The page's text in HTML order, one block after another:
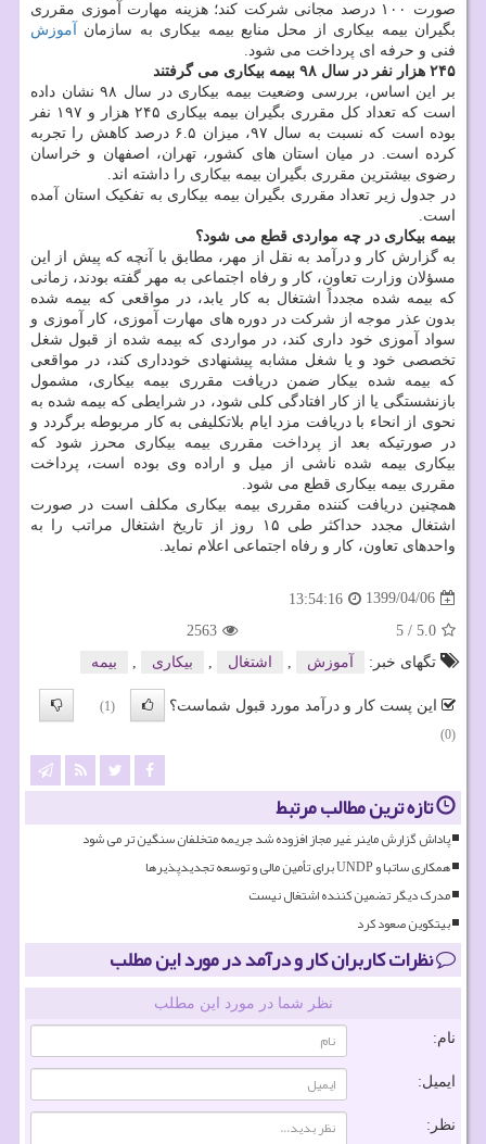
صورت ۱۰۰ درصد مجانی شرکت کند؛ هزینه مهارت آموزی مقرری
بگیران بیمه بیکاری از محل منابع بیمه بیکاری به سازمان
آموزش
فنی و حرفه ای پرداخت می شود.
۲۴۵ هزار نفر در سال ۹۸ بیمه بیکاری می گرفتند
بر این اساس، بررسی وضعیت بیمه بیکاری در سال ۹۸ نشان داده
است که تعداد کل مقرری بگیران بیمه بیکاری ۲۴۵ هزار و ۱۹۷ نفر
بوده است که نسبت به سال ۹۷، میزان ۶.۵ درصد کاهش را تجربه
کرده است. در میان استان های کشور، تهران، اصفهان و خراسان
رضوی بیشترین مقرری بگیران بیمه بیکاری را داشته اند.
در جدول زیر تعداد مقرری بگیران بیمه بیکاری به تفکیک استان آمده
است.
بیمه بیکاری در چه مواردی قطع می شود؟
به گزارش کار و درآمد به نقل از مهر، مطابق با آنچه که پیش از این
مسؤلان وزارت تعاون، کار و رفاه اجتماعی به مهر گفته بودند، زمانی
که بیمه شده مجدداً اشتغال به کار یابد، در مواقعی که بیمه شده
بدون عذر موجه از شرکت در دوره های مهارت آموزی، کار آموزی و
سواد آموزی خود داری کند، در مواردی که بیمه شده از قبول شغل
تخصصی خود و یا شغل مشابه پیشنهادی خودداری کند، در مواقعی
که بیمه شده بیکار ضمن دریافت مقرری بیمه بیکاری، مشمول
بازنشستگی یا از کار افتادگی کلی شود، در شرایطی که بیمه شده به
نحوی از انحاء با دریافت مزد ایام بلاتکلیفی به کار مربوطه برگردد و
در صورتیکه بعد از پرداخت مقرری بیمه بیکاری محرز شود که
بیکاری بیمه شده ناشی از میل و اراده وی بوده است، پرداخت
مقرری بیمه بیکاری قطع می شود.
همچنین دریافت کننده مقرری بیمه بیکاری مکلف است در صورت
اشتغال مجدد حداکثر طی ۱۵ روز از تاریخ اشتغال مراتب را به
واحدهای تعاون، کار و رفاه اجتماعی اعلام نماید.
1399/04/06
13:54:16
5.0
/
5
2563
تگهای خبر:
آموزش , اشتغال , بیكاری , بیمه
این پست کار و درآمد مورد قبول شماست؟
(1)
(0)
تازه ترین مطالب مرتبط
پاداش گزارش ماینر غیر مجاز افزوده شد جریمه متخلفان سنگین تر می شود
همکاری ساتبا و UNDP برای تأمین مالی و توسعه تجدیدپذیرها
مدرک دیگر تضمین کننده اشتغال نیست
بیتکوین صعود کرد
نظرات کاربران کار و درآمد در مورد این مطلب
نظر شما در مورد این مطلب
نام:
ایمیل:
نظر: